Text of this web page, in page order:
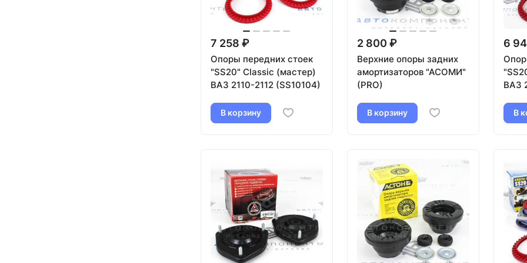
7 258 ₽
Опоры передних стоек
"SS20" Classic (мастер)
ВАЗ 2110-2112 (SS10104)
В корзину
2 800 ₽
Верхние опоры задних
амортизаторов "АСОМИ"
(PRO)
В корзину
6
ВАЗ
В